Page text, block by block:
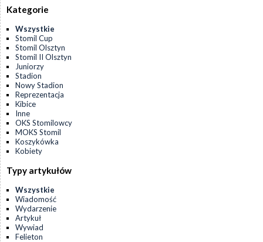
Kategorie
Wszystkie
Stomil Cup
Stomil Olsztyn
Stomil II Olsztyn
Juniorzy
Stadion
Nowy Stadion
Reprezentacja
Kibice
Inne
OKS Stomilowcy
MOKS Stomil
Koszykówka
Kobiety
Typy artykułów
Wszystkie
Wiadomość
Wydarzenie
Artykuł
Wywiad
Felieton